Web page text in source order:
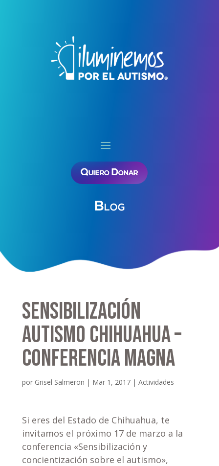
Quiero Donar
Blog
Sensibilización
Autismo Chihuahua –
Conferencia Magna
por Grisel Salmeron | Mar 1, 2017| Actividades
Si eres del Estado de Chihuahua, te
invitamos el próximo 17 de marzo a la
conferencia «Sensibilización y
concientización sobre el autismo»,